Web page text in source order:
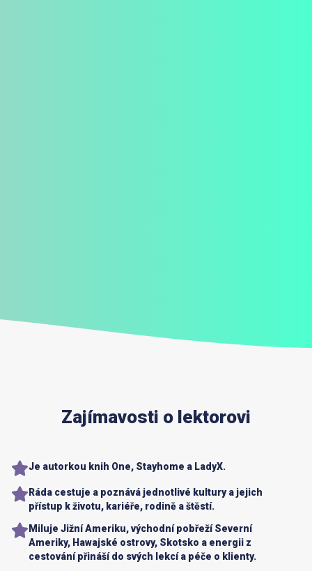
Zajímavosti o lektorovi
Je autorkou knih One, Stayhome a LadyX.
Ráda cestuje a poznává jednotlivé kultury a jejich
přístup k životu, kariéře, rodině a štěstí.
Miluje Jižní Ameriku, východní pobřeží Severní
Ameriky, Hawajské ostrovy, Skotsko a energii z
cestování přináší do svých lekcí a péče o klienty.